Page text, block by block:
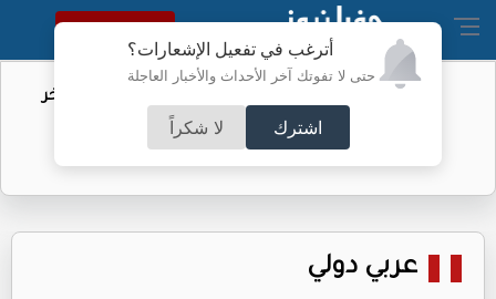
أترغب في تفعيل الإشعارات؟
حتى لا تفوتك آخر الأحداث والأخبار العاجلة
اشترك لا شكراً
النسخة الكاملة
مهاجرو سبتة.. الاتحاد الأوروبي يكشف آخر
التطورات
عربي دولي